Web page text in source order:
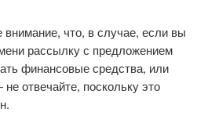
что, в случае, если вы
рассылку с предложением
финансовые средства, или
отвечайте, поскольку это